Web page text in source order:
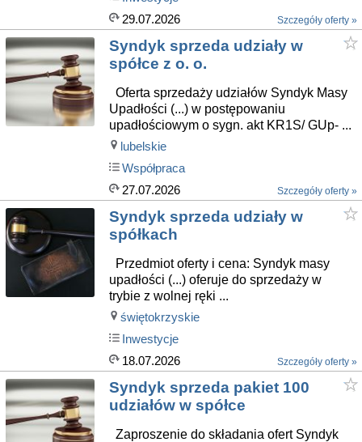
29.07.2026
Szczegóły oferty »
Syndyk sprzeda udziały w
spółce z o. o.
Oferta sprzedaży udziałów Syndyk Masy
Upadłości (...) w postępowaniu
upadłościowym o sygn. akt KR1S/ GUp- ...
lubelskie
Współpraca
27.07.2026
Szczegóły oferty »
Syndyk sprzeda udziały w
spółkach
Przedmiot oferty i cena: Syndyk masy
upadłości (...) oferuje do sprzedaży w
trybie z wolnej ręki ...
świętokrzyskie
Inwestycje
18.07.2026
Szczegóły oferty »
Syndyk sprzeda pakiet 100
udziałów w spółce
Zaproszenie do składania ofert Syndyk